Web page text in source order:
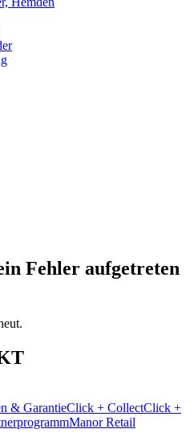
Fehler aufgetreten
& GarantieClick + CollectClick +
Manor Retail